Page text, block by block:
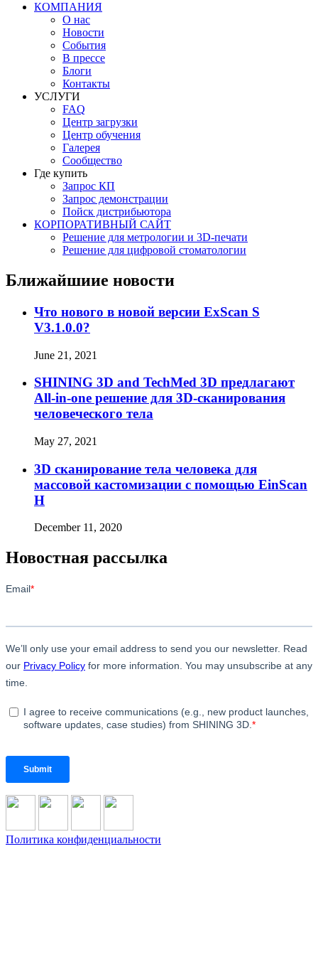
КОМПАНИЯ
О нас
Новости
События
В прессе
Блоги
Контакты
УСЛУГИ
FAQ
Центр загрузки
Центр обучения
Галерея
Сообщество
Где купить
Запрос КП
Запрос демонстрации
Пойск дистрибьютора
КОРПОРАТИВНЫЙ САЙТ
Решение для метрологии и 3D-печати
Решение для цифровой стоматологии
Ближайшиие новости
Что нового в новой версии ExScan S
V3.1.0.0?
June 21, 2021
SHINING 3D and TechMed 3D предлагают
All-in-one решение для 3D-сканирования
человеческого тела
May 27, 2021
3D сканирование тела человека для
массовой кастомизации с помощью EinScan
H
December 11, 2020
Новостная рассылка
Политика конфиденциальности